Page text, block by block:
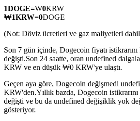
Hisse senetleri, döviz, değerli metaller
USDC Vadeli İşlemleri
1DOGE=₩0KRW
₩1KRW=0DOGE
(Not: Döviz ücretleri ve gaz maliyetleri
Son 7 gün içinde, Dogecoin fiyatı
değişti.Son 24 saatte, oran undefined
KRW ve en düşük ₩0 KRW'ye ulaştı.
Geçen aya göre, Dogecoin değişmedi
KRW'den.Yıllık bazda, Dogecoin
değişti ve bu da undefined değişiklik yok
gösteriyor.